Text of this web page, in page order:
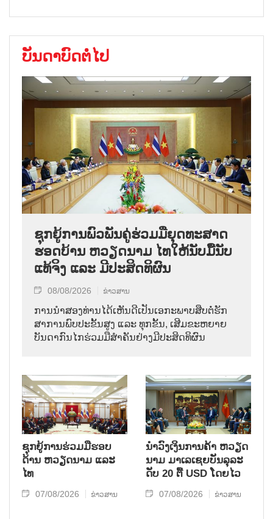
ບັນດາບົດຕໍ່ໄປ
ຊຸກ​ຍູ້​ການ​ພົວ​ພັນ​ຄູ່​ຮ່ວມ​ມື​ຍຸດ​ທະ​ສາດ​
ຮອດ​ບ້ານ ຫວຽດ​ນາມ ໄທ​ໃຫ້​ນັບ​ມື້​ນັບ​
ແທ້​ຈິງ ແລະ ມີ​ປະ​ສິດ​ທິ​ຜົນ
08/08/2026 ຂ່າວສານ
ການ​ນຳ​ສອງ​ທ່ານ​ໄດ້​ເຫັນ​ດີ​ເປັນ​ເອ​ກະ​ພາບ​ສືບ​ຕໍ່​ຮັກ​
ສາ​ການ​ພົບ​ປະ​ຂັ້ນ​ສູງ ແລະ ທຸກ​ຂັ້ນ, ເສີມ​ຂະ​ຫຍາຍ​
ບັນ​ດາ​ກົນ​ໄກ​ຮ່ວມ​ມື​ສຳ​ຄັນ​ຢ່າງ​ມີ​ປະ​ສິດ​ທິ​ຜົນ
ຊຸກຍູ້ການຮ່ວມມືຮອບ
ດ້ານ ຫວຽດນາມ ແລະ
ໄທ
07/08/2026 ຂ່າວສານ
ນຳ​ວົງ​ເງິນ​ການ​ຄ້າ ຫວຽດ​
ນາມ ມາ​ເລ​ເຊຍ​ບັນ​ລຸ​ລະ​
ດັບ 20 ຕື້ USD ໂດຍ​ໄວ
07/08/2026 ຂ່າວສານ